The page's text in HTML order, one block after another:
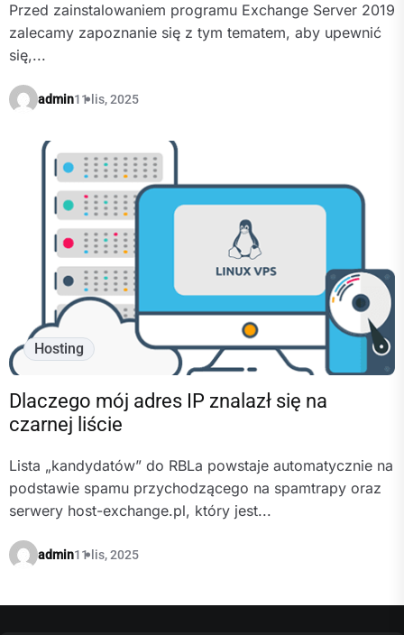
Przed zainstalowaniem programu Exchange Server 2019
zalecamy zapoznanie się z tym tematem, aby upewnić
się,...
admin11 lis, 2025
Hosting
Dlaczego mój adres IP znalazł się na
czarnej liście
Lista „kandydatów” do RBLa powstaje automatycznie na
podstawie spamu przychodzącego na spamtrapy oraz
serwery host-exchange.pl, który jest...
admin11 lis, 2025